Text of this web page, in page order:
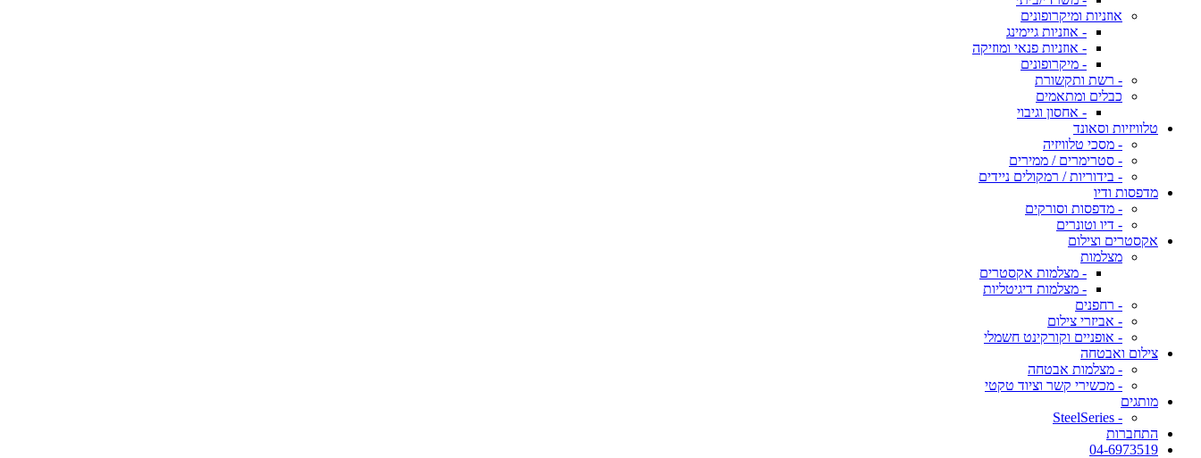
אוזניות ומיקרופונים
- אוזניות גיימינג
- אוזניות פנאי ומוזיקה
- מיקרופונים
- רשת ותקשורת
כבלים ומתאמים
- אחסון וגיבוי
טלוויזיות וסאונד
- מסכי טלוויזיה
- סטרימרים / ממירים
- בידוריות / רמקולים ניידים
מדפסות ודיו
- מדפסות וסורקים
- דיו וטונרים
אקסטרים וצילום
מצלמות
- מצלמות אקסטרים
- מצלמות דיגיטליות
- רחפנים
- אביזרי צילום
- אופניים וקורקינט חשמלי
צילום ואבטחה
- מצלמות אבטחה
- מכשירי קשר וציוד טקטי
מותגים
- SteelSeries
התחברות
04-6973519